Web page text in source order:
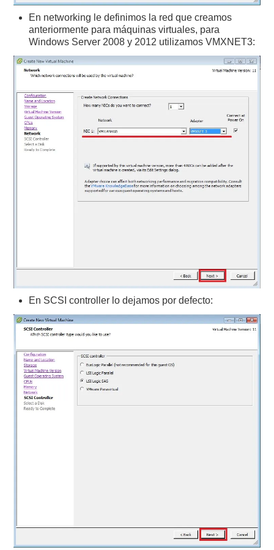
En networking le definimos la red que creamos
anteriormente para máquinas virtuales, para
Windows Server 2008 y 2012 utilizamos VMXNET3:
En SCSI controller lo dejamos por defecto: